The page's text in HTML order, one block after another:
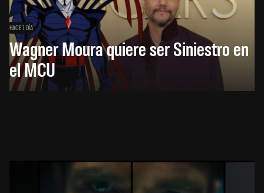
HACE 1 DÍA
Wagner Moura quiere ser Siniestro en
el MCU